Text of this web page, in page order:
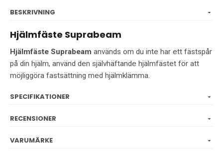
BESKRIVNING
Hjälmfäste Suprabeam
Hjälmfäste Suprabeam används om du inte har ett fästspår
på din hjälm, använd den självhäftande hjälmfästet för att
möjliggöra fastsättning med hjälmklämma.
SPECIFIKATIONER
RECENSIONER
VARUMÄRKE